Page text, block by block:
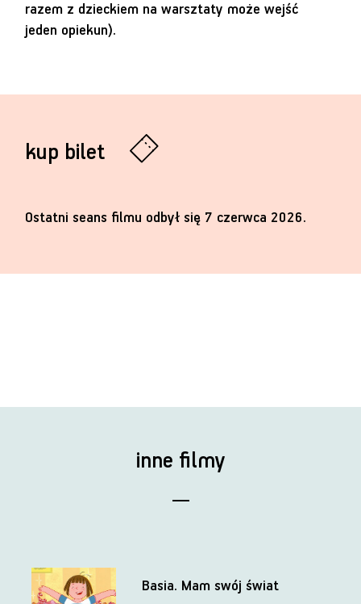
kup bilet
Ostatni seans filmu odbył się 7 czerwca 2026.
razem z dzieckiem na warsztaty może wejść
jeden opiekun).
inne filmy
Basia. Mam swój świat